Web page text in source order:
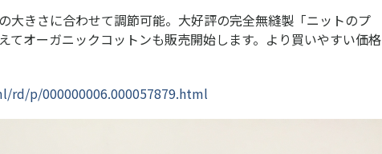
大きさに合わせて調節可能。大好評の完全無縫製「ニットのプ
てオーガニックコットンも販売開始します。より買いやすい価格
p/000000006.000057879.html